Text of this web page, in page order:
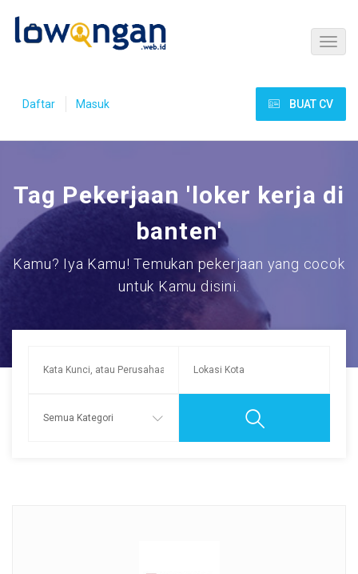
Daftar Masuk BUAT CV
Tag Pekerjaan 'loker kerja di
banten'
Kamu? Iya Kamu! Temukan pekerjaan yang cocok
untuk Kamu disini.